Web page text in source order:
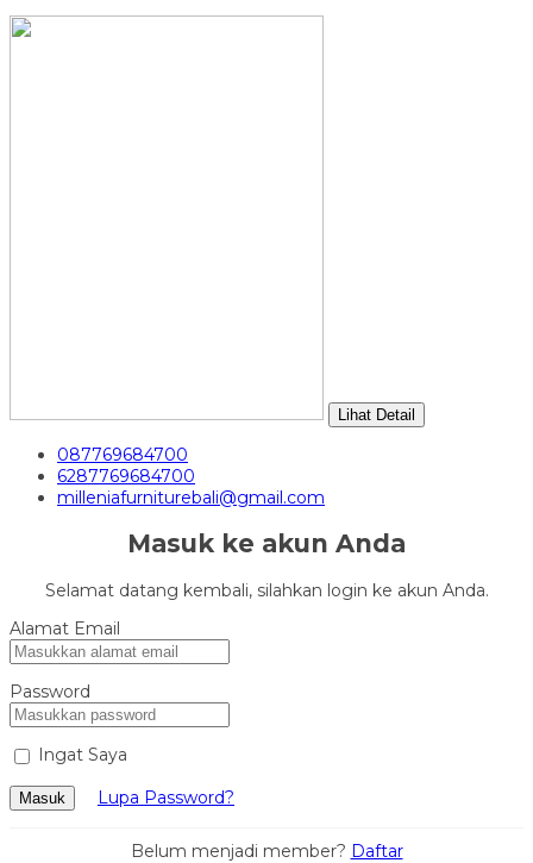
Lihat Detail
087769684700
6287769684700
milleniafurniturebali@gmail.com
Masuk ke akun Anda
Selamat datang kembali, silahkan login ke akun Anda.
Alamat Email
Password
Ingat Saya
Masuk Lupa Password?
Belum menjadi member? Daftar